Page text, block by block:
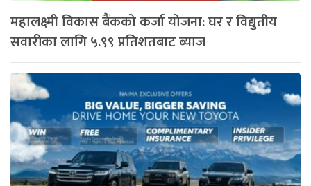
महालक्ष्मी विकास बैंकको कर्जा योजना: घर र विद्युतीय
सवारीका लागि ५.९९ प्रतिशतबाट ब्याज